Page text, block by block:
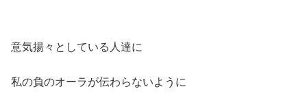
意気揚々としている人達に
私の負のオーラが伝わらないように